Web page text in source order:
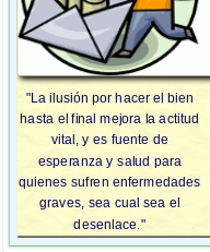
"La ilusión por hacer el bien
hasta el final mejora la actitud
vital, y es fuente de
esperanza y salud para
quienes sufren enfermedades
graves, sea cual sea el
desenlace."